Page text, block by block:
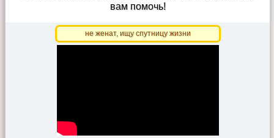
вам помочь!
не женат, ищу спутницу жизни